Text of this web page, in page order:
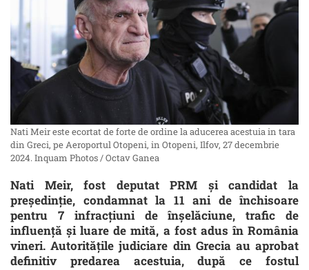
Nati Meir este ecortat de forte de ordine la aducerea acestuia in tara
din Greci, pe Aeroportul Otopeni, in Otopeni, Ilfov, 27 decembrie
2024. Inquam Photos / Octav Ganea
Nati Meir, fost deputat PRM și candidat la
președinție, condamnat la 11 ani de închisoare
pentru 7 infracțiuni de înșelăciune, trafic de
influență și luare de mită, a fost adus în România
vineri. Autoritățile judiciare din Grecia au aprobat
definitiv predarea acestuia, după ce fostul